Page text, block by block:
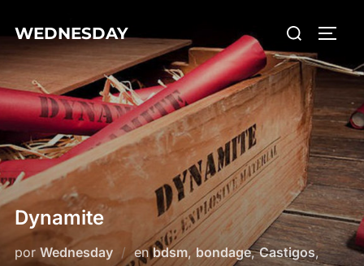
al
contenido
WEDNESDAY Buscar:
Dynamite
por Wednesday enbdsm, bondage,Castigos,